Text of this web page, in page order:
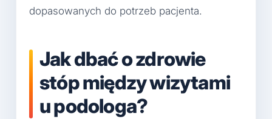
dopasowanych do potrzeb pacjenta.
Jak dbać o zdrowie
stóp między wizytami
u podologa?